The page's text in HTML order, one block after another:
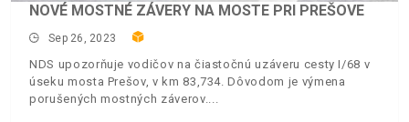
NOVÉ MOSTNÉ ZÁVERY NA MOSTE PRI PREŠOVE
Sep 26, 2023
NDS upozorňuje vodičov na čiastočnú uzáveru cesty I/68 v
úseku mosta Prešov, v km 83,734. Dôvodom je výmena
porušených mostných záverov.